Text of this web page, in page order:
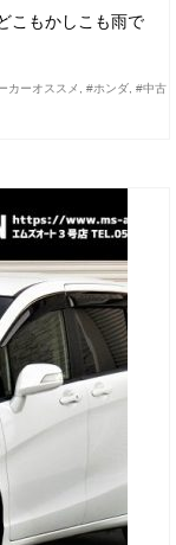
こもかしこも雨で
カーオススメ #ホンダ #中古